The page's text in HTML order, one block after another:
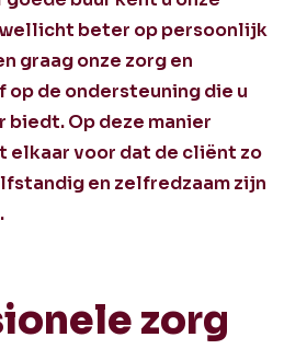
beter op persoonlijk
graag onze zorg en
op de ondersteuning die u
biedt. Op deze manier
elkaar voor dat de cliënt zo
en zelfredzaam zijn
zorg